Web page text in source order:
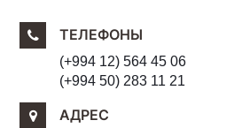
ТЕЛЕФОНЫ
(+994 12) 564 45 06
(+994 50) 283 11 21
АДРЕС